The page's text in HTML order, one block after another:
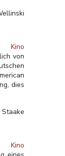
Kino
von
dies
Staake
Kino